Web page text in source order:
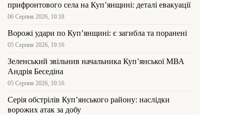
прифронтового села на Куп’янщині: деталі евакуації
06 Серпня 2026, 10:18
Ворожі удари по Куп’янщині: є загибла та поранені
05 Серпня 2026, 19:16
Зеленський звільнив начальника Купʼянської МВА
Андрія Беседіна
05 Серпня 2026, 10:16
Серія обстрілів Куп’янського району: наслідки
ворожих атак за добу